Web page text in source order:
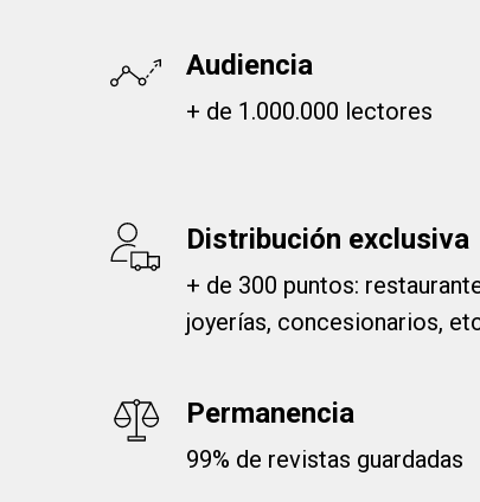
Audiencia
+ de 1.000.000 lectores
Distribución exclusiva
+ de 300 puntos:
joyerías, concesionarios,
Permanencia
99% de revistas guardadas